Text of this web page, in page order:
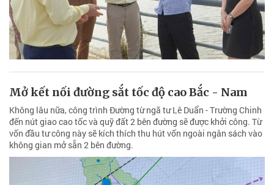
Mở kết nối đường sắt tốc độ cao Bắc - Nam
Không lâu nữa, công trình Đường từ ngã tư Lê Duẩn - Trường Chinh
đến nút giao cao tốc và quỹ đất 2 bên đường sẽ được khởi công. Từ
vốn đầu tư công này sẽ kích thích thu hút vốn ngoài ngân sách vào
không gian mở sẵn 2 bên đường.